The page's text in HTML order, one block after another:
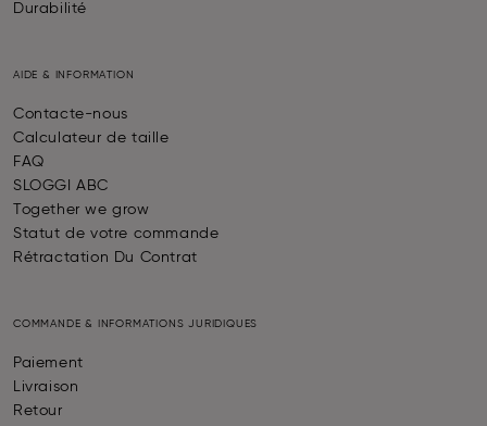
Durabilité
AIDE & INFORMATION
Contacte-nous
Calculateur de taille
FAQ
SLOGGI ABC
Together we grow
Statut de votre commande
Rétractation Du Contrat
COMMANDE & INFORMATIONS JURIDIQUES
Paiement
Livraison
Retour